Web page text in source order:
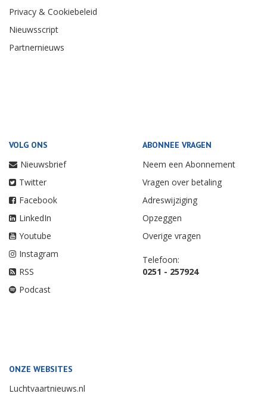
Privacy & Cookiebeleid
Nieuwsscript
Partnernieuws
VOLG ONS
Nieuwsbrief
Twitter
Facebook
LinkedIn
Youtube
Instagram
RSS
Podcast
ABONNEE VRAGEN
Neem een Abonnement
Vragen over betaling
Adreswijziging
Opzeggen
Overige vragen
Telefoon:
0251 - 257924
ONZE WEBSITES
Luchtvaartnieuws.nl